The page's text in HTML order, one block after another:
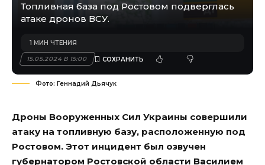
Топливная база под Ростовом подверглась
атаке дронов ВСУ.
15.05.2024 В 15:00
1 МИН ЧТЕНИЯ
Фото: Геннадий Дьячук
Дроны Вооруженных Сил Украины совершили
атаку на топливную базу, расположенную под
Ростовом. Этот инцидент был озвучен
губернатором Ростовской области Василием